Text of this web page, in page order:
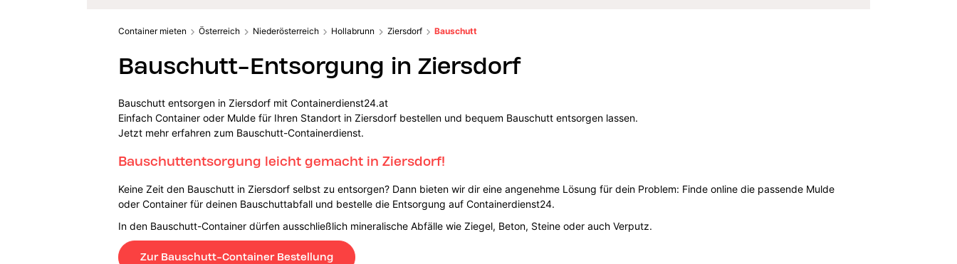
Container mieten Österreich Niederösterreich Hollabrunn Ziersdorf Bauschutt
Bauschutt-Entsorgung in Ziersdorf
Bauschutt entsorgen in Ziersdorf mit Containerdienst24.at
Einfach Container oder Mulde für Ihren Standort in Ziersdorf bestellen und bequem Bauschutt entsorgen lassen.
Jetzt mehr erfahren zum Bauschutt-Containerdienst.
Bauschuttentsorgung leicht gemacht in Ziersdorf!
Keine Zeit den Bauschutt in Ziersdorf selbst zu entsorgen? Dann bieten wir dir eine angenehme Lösung für dein Problem: Finde online die passende Mulde
oder Container für deinen Bauschuttabfall und bestelle die Entsorgung auf Containerdienst24.
In den Bauschutt-Container dürfen ausschließlich mineralische Abfälle wie Ziegel, Beton, Steine oder auch Verputz.
Zur Bauschutt-Container Bestellung